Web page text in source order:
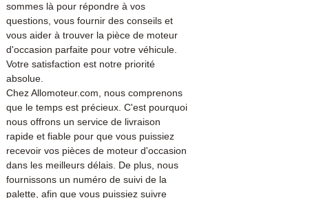
sommes là pour répondre à vos
questions, vous fournir des conseils et
vous aider à trouver la pièce de moteur
d'occasion parfaite pour votre véhicule.
Votre satisfaction est notre priorité
absolue.
Chez Allomoteur.com, nous comprenons
que le temps est précieux. C'est pourquoi
nous offrons un service de livraison
rapide et fiable pour que vous puissiez
recevoir vos pièces de moteur d'occasion
dans les meilleurs délais. De plus, nous
fournissons un numéro de suivi de la
palette, afin que vous puissiez suivre